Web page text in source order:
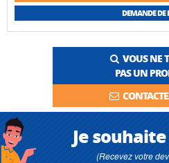
DEMANDE DE
VOUS NE
PAS UN
Je
(Recevez votre